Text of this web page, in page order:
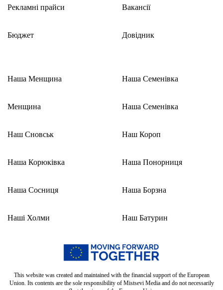
Рекламні прайси
Бюджет
Вакансії
Довідник
Наша Менщина
Менщина
Наш Сновськ
Наша Корюківка
Наша Сосниця
Наші Холми
Наша Семенівка
Наша Семенівка
Наш Короп
Наша Понорниця
Наша Борзна
Наш Батурин
This website was created and maintained with the financial support of the European
Union. Its contents are the sole responsibility of Mistsevi Media and do not necessarily